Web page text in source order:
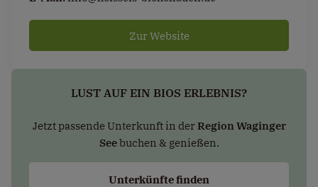
Zur Website
LUST AUF EIN BIOS ERLEBNIS?
Jetzt passende Unterkunft in derRegion Waginger
Seebuchen & genießen.
Unterkünfte finden